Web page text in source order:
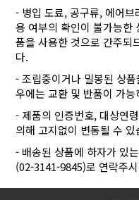
- 병입 도료, 공구류, 에어
용 여부의 확인이 불가능한
품을 사용한 것으로 간주되
다.
- 조립중이거나 밀봉된 상
우에는 교환 및 반품이 가능
- 제품의 인증번호, 대상연
의해 고지없이 변동될 수 있
- 배송된 상품에 하자가 있
(02-3141-9845)로 연락주